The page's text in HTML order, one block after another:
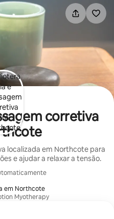
corretiva
localizada em Northcote para
e ajudar a relaxar a tensão.
em Northcote
Myotherapy